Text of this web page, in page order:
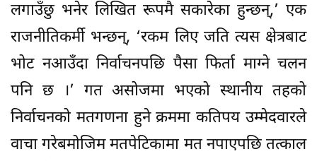
लगाउँछु भनेर लिखित रूपमै सकारेका हुन्छन्,’ एक
राजनीतिकर्मी भन्छन्, ‘रकम लिए जति त्यस क्षेत्रबाट
भोट नआउँदा निर्वाचनपछि पैसा फिर्ता माग्ने चलन
पनि छ ।’ गत असोजमा भएको स्थानीय तहको
निर्वाचनको मतगणना हुने क्रममा कतिपय उम्मेदवारले
वाचा गरेबमोजिम मतपेटिकामा मत नपाएपछि तत्काल